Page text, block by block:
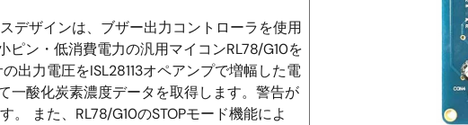
デザインは、ブザー出力コントローラを使用
ピン・低消費電力の汎用マイコンRL78/G10を
出力電圧をISL28113オペアンプで増幅した電
一酸化炭素濃度データを取得します。警告が
。 また、RL78/G10のSTOPモード機能によ